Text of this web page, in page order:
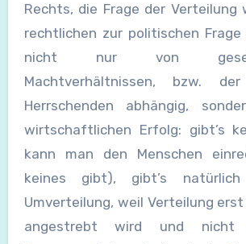
Rechts, die Frage der Verteilung
rechtlichen zur politischen
nicht nur von
Machtverhältnissen, bzw.
Herrschenden abhängig,
wirtschaftlichen Erfolg: gibt’s
kann man den Menschen
keines gibt), gibt’s
Umverteilung, weil Verteilung
angestrebt wird und nicht